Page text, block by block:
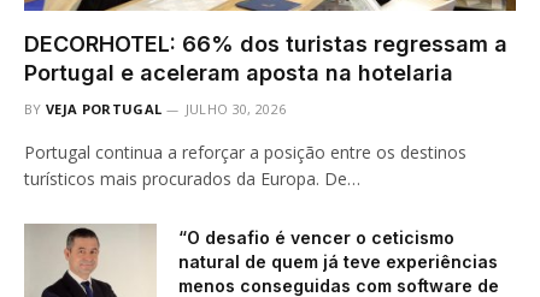
DECORHOTEL: 66% dos turistas regressam a
Portugal e aceleram aposta na hotelaria
BY VEJA PORTUGAL JULHO 30, 2026
Portugal continua a reforçar a posição entre os destinos
turísticos mais procurados da Europa. De…
“O desafio é vencer o ceticismo
natural de quem já teve experiências
menos conseguidas com software de